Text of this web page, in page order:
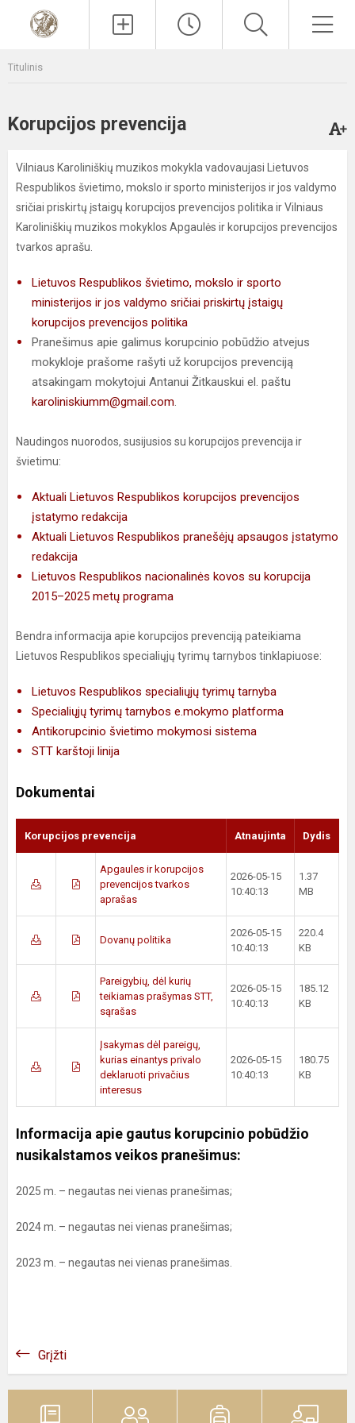
Titulinis
Korupcijos prevencija
Vilniaus Karoliniškių muzikos mokykla vadovaujasi Lietuvos
Respublikos švietimo, mokslo ir sporto ministerijos ir jos valdymo
sričiai priskirtų įstaigų korupcijos prevencijos politika ir Vilniaus
Karoliniškių muzikos mokyklos Apgaulės ir korupcijos prevencijos
tvarkos aprašu.
Lietuvos Respublikos švietimo, mokslo ir sporto
ministerijos ir jos valdymo sričiai priskirtų įstaigų
korupcijos prevencijos politika
Pranešimus apie galimus korupcinio pobūdžio atvejus
mokykloje prašome rašyti už korupcijos prevenciją
atsakingam mokytojui Antanui Žitkauskui el. paštu
karoliniskiumm@gmail.com.
Naudingos nuorodos, susijusios su korupcijos prevencija ir
švietimu:
Aktuali Lietuvos Respublikos korupcijos prevencijos
įstatymo redakcija
Aktuali Lietuvos Respublikos pranešėjų apsaugos įstatymo
redakcija
Lietuvos Respublikos nacionalinės kovos su korupcija
2015–2025 metų programa
Bendra informacija apie korupcijos prevenciją pateikiama
Lietuvos Respublikos specialiųjų tyrimų tarnybos tinklapiuose:
Lietuvos Respublikos specialiųjų tyrimų tarnyba
Specialiųjų tyrimų tarnybos e.mokymo platforma
Antikorupcinio švietimo mokymosi sistema
STT karštoji linija
Dokumentai
Korupcijos prevencija Atnaujinta Dydis
Apgaules ir korupcijos
prevencijos tvarkos
aprašas
2026-05-15
10:40:13
1.37
MB
Dovanų politika
2026-05-15
10:40:13
220.4
KB
Pareigybių, dėl kurių
teikiamas prašymas STT,
sąrašas
2026-05-15
10:40:13
185.12
KB
Įsakymas dėl pareigų,
kurias einantys privalo
deklaruoti privačius
interesus
2026-05-15
10:40:13
180.75
KB
Informacija apie gautus korupcinio pobūdžio
nusikalstamos veikos pranešimus:
2025 m. – negautas nei vienas pranešimas;
2024 m. – negautas nei vienas pranešimas;
2023 m. – negautas nei vienas pranešimas.
Grįžti